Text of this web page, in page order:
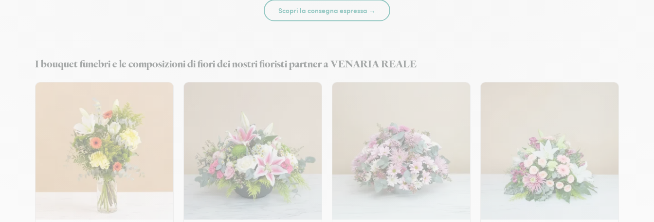
Scopri la consegna espressa →
I bouquet funebri e le composizioni di fiori dei nostri fioristi partner a VENARIA REALE